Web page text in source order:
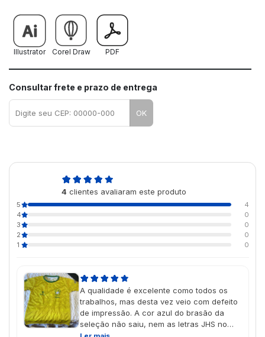
Illustrator Corel Draw PDF
Consultar frete e prazo de entrega
OK
4 clientes avaliaram este produto
5
4
4
0
3
0
2
0
1
0
A qualidade é excelente como todos os
trabalhos, mas desta vez veio com defeito
de impressão. A cor azul do brasão da
seleção não saiu, nem as letras JHS no
lugar do CBF no interior da cruz branca. Já